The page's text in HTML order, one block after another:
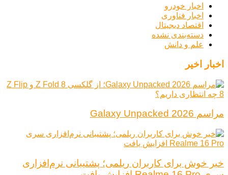
اخبار خودرو
اخبار فناوری
اقتصاد دیجیتال
دسته‌بندی نشده
علم و دانش
اخبار اخیر
مراسم Galaxy Unpacked 2026
خبر خوش برای کاربران ریلمی؛ پشتیبانی نرم‌افزاری